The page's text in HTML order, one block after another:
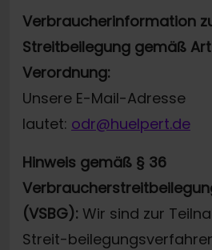
Verbraucherinformation
Streitbeilegung gemäß Art
Verordnung:
Unsere E-Mail-Adresse
lautet: odr@huelpert.de
Hinweis gemäß § 36
(VSBG): Wir sind zur
Streit-